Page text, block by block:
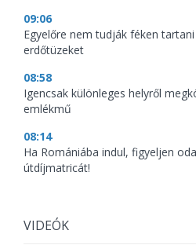
09:06
Egyelőre nem tudják féken
erdőtüzeket
08:58
Igencsak különleges helyről
emlékmű
08:14
Ha Romániába indul, figyeljen
útdíjmatricát!
VIDEÓK